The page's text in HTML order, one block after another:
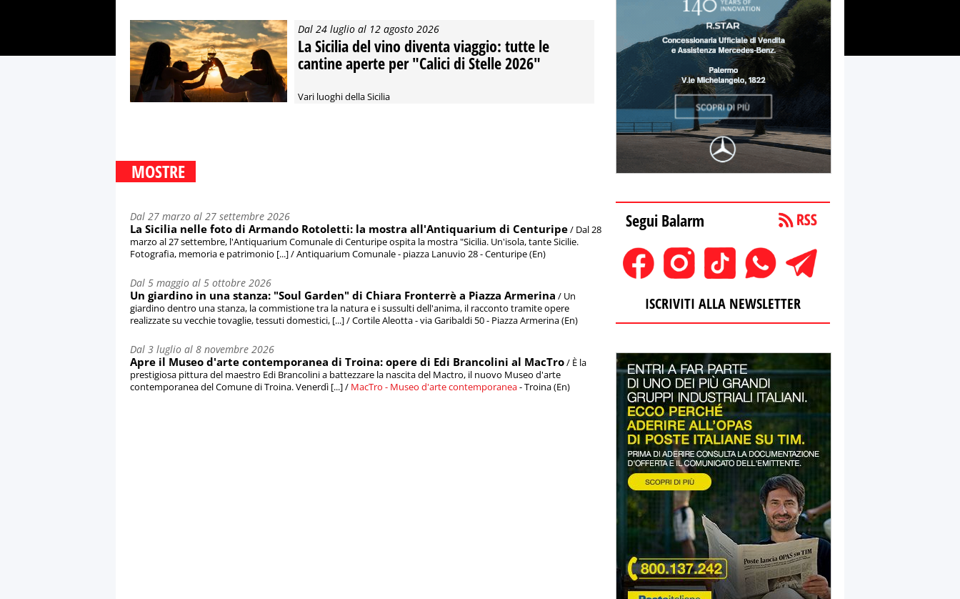
Dal 24 luglio al 12 agosto 2026
La Sicilia del vino diventa viaggio: tutte le
cantine aperte per "Calici di Stelle 2026"
Vari luoghi della Sicilia
MOSTRE
Dal 27 marzo al 27 settembre 2026
La Sicilia nelle foto di Armando Rotoletti: la mostra all'Antiquarium di Centuripe/ Dal 28
marzo al 27 settembre, l'Antiquarium Comunale di Centuripe ospita la mostra "Sicilia. Un'isola, tante Sicilie.
Fotografia, memoria e patrimonio [...] / Antiquarium Comunale - piazza Lanuvio 28 - Centuripe (En)
Dal 5 maggio al 5 ottobre 2026
Un giardino in una stanza: "Soul Garden" di Chiara Fronterrè a Piazza Armerina / Un
giardino dentro una stanza, la commistione tra la natura e i sussulti dell'anima, il racconto tramite opere
realizzate su vecchie tovaglie, tessuti domestici, [...] / Cortile Aleotta - via Garibaldi 50 - Piazza Armerina (En)
Dal 3 luglio al 8 novembre 2026
Apre il Museo d'arte contemporanea di Troina: opere di Edi Brancolini al MacTro/ È la
prestigiosa pittura del maestro Edi Brancolini a battezzare la nascita del Mactro, il nuovo Museo d'arte
contemporanea del Comune di Troina. Venerdì [...] / MacTro - Museo d'arte contemporanea- Troina (En)
Segui Balarm
ISCRIVITI ALLA NEWSLETTER